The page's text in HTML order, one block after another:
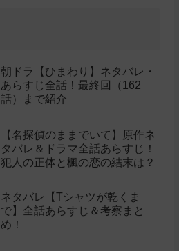
朝ドラ【ひまわり】ネタバレ・
あらすじ全話！最終回（162
話）まで紹介
【名探偵のままでいて】原作ネ
タバレ＆ドラマ全話あらすじ！
犯人の正体と楓の恋の結末は？
ネタバレ【Tシャツが乾くま
で】全話あらすじ＆考察まと
め！